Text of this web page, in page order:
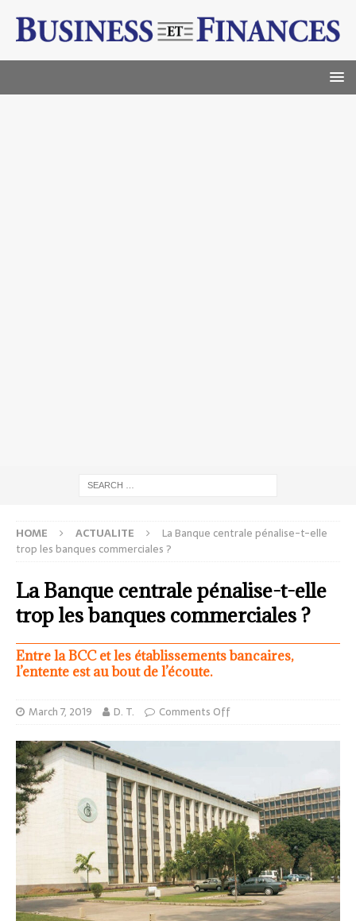
HOME ACTUALITE
La Banque centrale pénalise-t-elle
trop les banques commerciales ?
La Banque centrale pénalise-t-elle
trop les banques commerciales ?
Entre la BCC et les établissements bancaires,
l’entente est au bout de l’écoute.
March 7, 2019 D. T. Comments Off